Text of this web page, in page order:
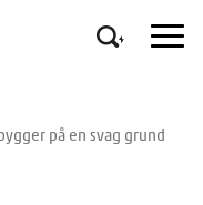
på en svag grund